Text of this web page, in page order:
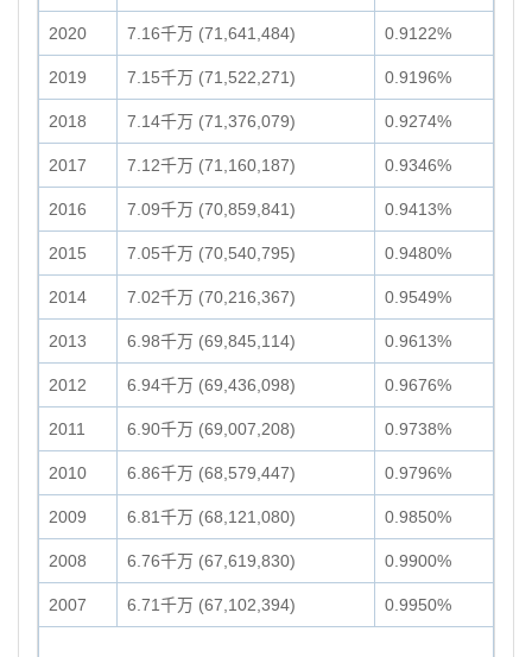
2020 7.16千万 (71,641,484) 0.9122%
2019 7.15千万 (71,522,271) 0.9196%
2018 7.14千万 (71,376,079) 0.9274%
2017 7.12千万 (71,160,187) 0.9346%
2016 7.09千万 (70,859,841) 0.9413%
2015 7.05千万 (70,540,795) 0.9480%
2014 7.02千万 (70,216,367) 0.9549%
2013 6.98千万 (69,845,114) 0.9613%
2012 6.94千万 (69,436,098) 0.9676%
2011 6.90千万 (69,007,208) 0.9738%
2010 6.86千万 (68,579,447) 0.9796%
2009 6.81千万 (68,121,080) 0.9850%
2008 6.76千万 (67,619,830) 0.9900%
2007 6.71千万 (67,102,394) 0.9950%